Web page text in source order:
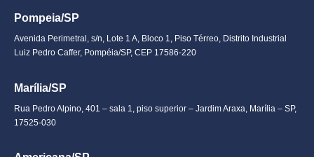
Pompeia/SP
Avenida Perimetral, s/n, Lote 1 A, Bloco 1, Piso Térreo, Distrito Industrial
Luiz Pedro Caffer, Pompéia/SP, CEP 17586-220
Marília/SP
Rua Pedro Alpino, 401 – sala 1, piso superior – Jardim Araxa, Marília – SP,
17525-030